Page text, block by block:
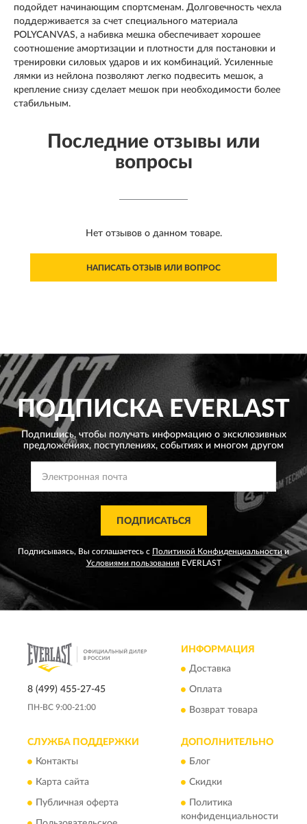
подойдет начинающим спортсменам. Долговечность чехла
поддерживается за счет специального материала
POLYCANVAS, а набивка мешка обеспечивает хорошее
соотношение амортизации и плотности для постановки и
тренировки силовых ударов и их комбинаций. Усиленные
лямки из нейлона позволяют легко подвесить мешок, а
крепление снизу сделает мешок при необходимости более
стабильным.
Последние отзывы или
вопросы
Нет отзывов о данном товаре.
НАПИСАТЬ ОТЗЫВ ИЛИ ВОПРОС
ПОДПИСКАEVERLAST
Подпишись, чтобы получать информацию о эксклюзивных
предложениях, поступлениях, событиях и многом другом
ПОДПИСАТЬСЯ
Подписываясь, Вы соглашаетесь с Политикой Конфиденциальности и
Условиями пользованияEVERLAST
8 (499) 455-27-45
ПН-ВС 9:00-21:00
ИНФОРМАЦИЯ
Доставка
Оплата
Возврат товара
СЛУЖБА ПОДДЕРЖКИ
Контакты
Карта сайта
Публичная оферта
ДОПОЛНИТЕЛЬНО
Блог
Скидки
Политика
конфиденциальности